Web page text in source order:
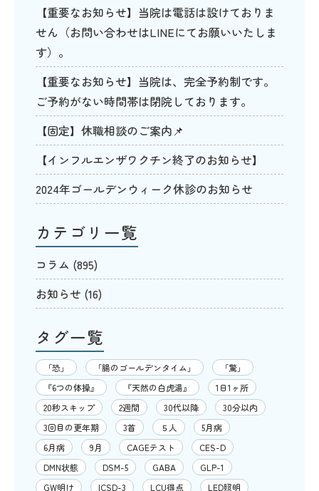
【重要なお知らせ】当院は電話は設けておりま
せん（お問い合わせはLINEにてお願いいたしま
す）。
【重要なお知らせ】当院は、完全予約制です。
ご予約がない時間帯は閉院しております。
【固定】休職相談のご案内📌
【インフルエンザワクチン終了のお知らせ】
2024年ゴールデンウィーク休診のお知らせ
カテゴリ一覧
コラム (895)
お知らせ (16)
タグ一覧
「恐」 「腸のゴールデンタイム」
「驚」
『6つの体操』
『天然の白虎湯』
1日1ヶ所
20秒スキップ
2週間 30代以降
30分以内
3回目の更年期
3首 ５人
5月病
6月病
9月 CAGEテスト
CES-D
DMN状態
DSM-5 GABA
GLP-1
GW明け
ICSD-3 LCU得点
LED照明